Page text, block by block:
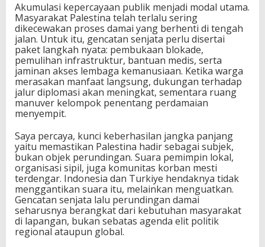
Akumulasi kepercayaan publik menjadi modal utama.
Masyarakat Palestina telah terlalu sering
dikecewakan proses damai yang berhenti di tengah
jalan. Untuk itu, gencatan senjata perlu disertai
paket langkah nyata: pembukaan blokade,
pemulihan infrastruktur, bantuan medis, serta
jaminan akses lembaga kemanusiaan. Ketika warga
merasakan manfaat langsung, dukungan terhadap
jalur diplomasi akan meningkat, sementara ruang
manuver kelompok penentang perdamaian
menyempit.
Saya percaya, kunci keberhasilan jangka panjang
yaitu memastikan Palestina hadir sebagai subjek,
bukan objek perundingan. Suara pemimpin lokal,
organisasi sipil, juga komunitas korban mesti
terdengar. Indonesia dan Turkiye hendaknya tidak
menggantikan suara itu, melainkan menguatkan.
Gencatan senjata lalu perundingan damai
seharusnya berangkat dari kebutuhan masyarakat
di lapangan, bukan sebatas agenda elit politik
regional ataupun global.